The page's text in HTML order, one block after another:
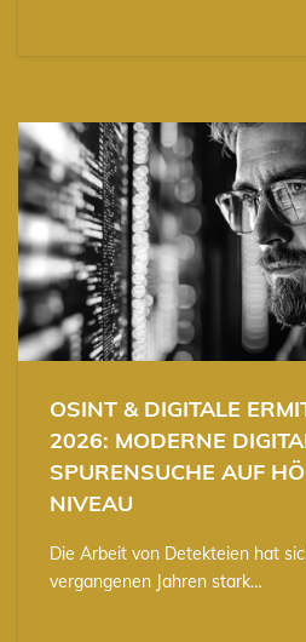
OSINT & DIGITALE
2026: MODERNE
SPURENSUCHE AUF
NIVEAU
Die Arbeit von Detekteien hat
vergangenen Jahren stark…